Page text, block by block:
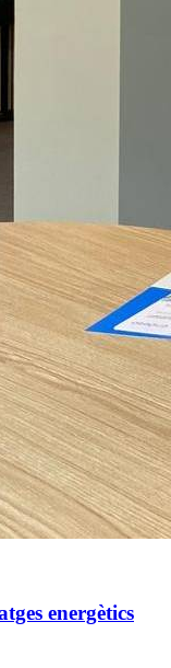
energètics